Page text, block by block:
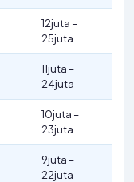
12juta –
25juta
11juta –
24juta
10juta –
23juta
9juta –
22juta